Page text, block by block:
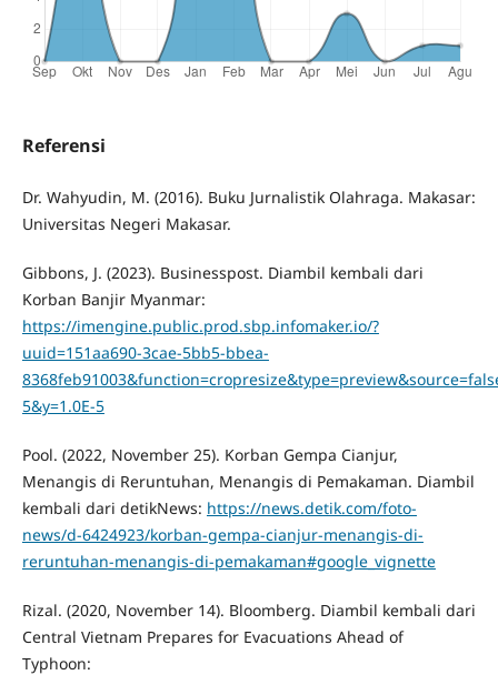
Referensi
Dr. Wahyudin, M. (2016). Buku Jurnalistik Olahraga. Makasar:
Universitas Negeri Makasar.
Gibbons, J. (2023). Businesspost. Diambil kembali dari
Korban Banjir Myanmar:
https://imengine.public.prod.sbp.infomaker.io/?
uuid=151aa690-3cae-5bb5-bbea-
5&y=1.0E-5
Pool. (2022, November 25). Korban Gempa Cianjur,
Menangis di Reruntuhan, Menangis di Pemakaman. Diambil
kembali dari detikNews: https://news.detik.com/foto-
news/d-6424923/korban-gempa-cianjur-menangis-di-
reruntuhan-menangis-di-pemakaman#google_vignette
Rizal. (2020, November 14). Bloomberg. Diambil kembali dari
Central Vietnam Prepares for Evacuations Ahead of
Typhoon: